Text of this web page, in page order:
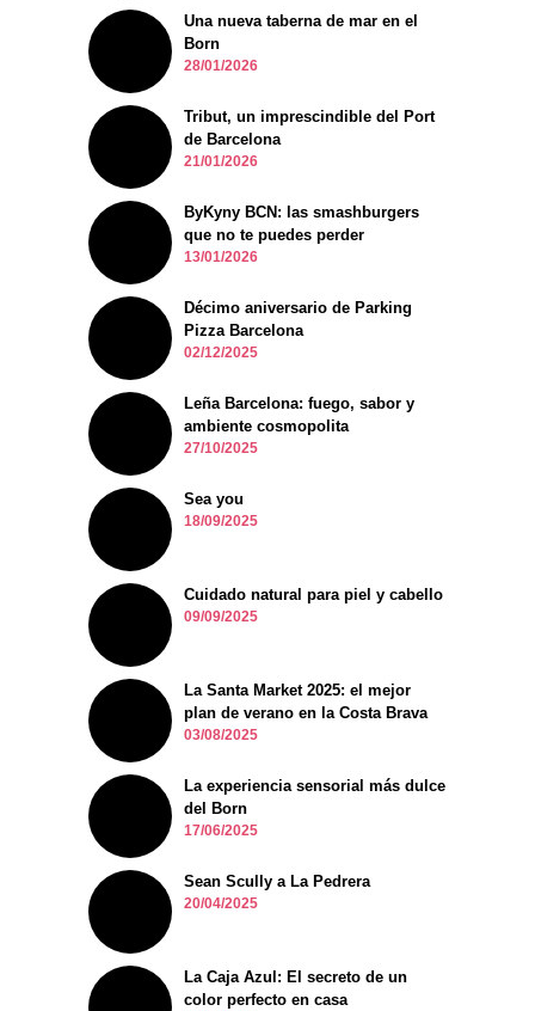
Una nueva taberna de mar en el
Born
28/01/2026
Tribut, un imprescindible del Port
de Barcelona
21/01/2026
ByKyny BCN: las smashburgers
que no te puedes perder
13/01/2026
Décimo aniversario de Parking
Pizza Barcelona
02/12/2025
Leña Barcelona: fuego, sabor y
ambiente cosmopolita
27/10/2025
Sea you
18/09/2025
Cuidado natural para piel y cabello
09/09/2025
La Santa Market 2025: el mejor
plan de verano en la Costa Brava
03/08/2025
La experiencia sensorial más dulce
del Born
17/06/2025
Sean Scully a La Pedrera
20/04/2025
La Caja Azul: El secreto de un
color perfecto en casa